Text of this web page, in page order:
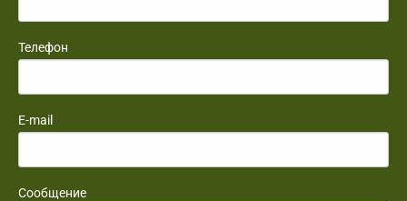
Телефон
E-mail
Сообщение